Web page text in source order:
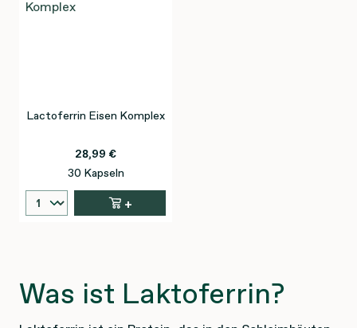
Lactoferrin Eisen Komplex
28,99 €
30 Kapseln
+
Was ist Laktoferrin?